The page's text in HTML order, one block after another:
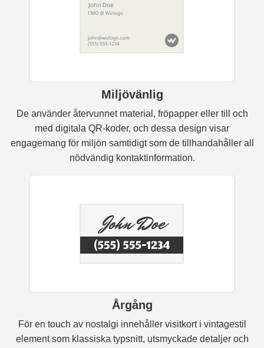
Miljövänlig
De använder återvunnet material, fröpapper eller till och
med digitala QR-koder, och dessa design visar
engagemang för miljön samtidigt som de tillhandahåller all
nödvändig kontaktinformation.
Årgång
För en touch av nostalgi innehåller visitkort i vintagestil
element som klassiska typsnitt, utsmyckade detaljer och